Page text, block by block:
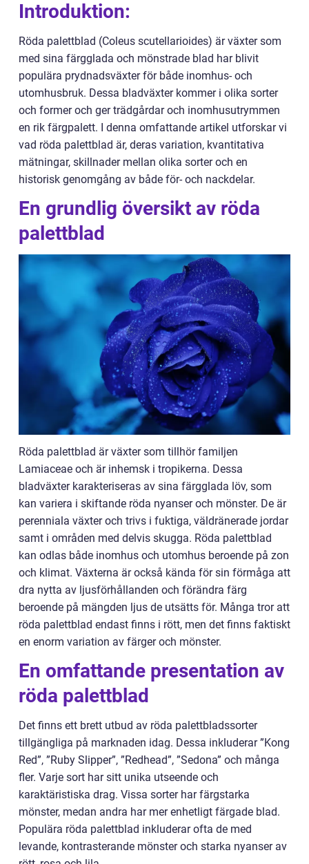
Introduktion:
Röda palettblad (Coleus scutellarioides) är växter som
med sina färgglada och mönstrade blad har blivit
populära prydnadsväxter för både inomhus- och
utomhusbruk. Dessa bladväxter kommer i olika sorter
och former och ger trädgårdar och inomhusutrymmen
en rik färgpalett. I denna omfattande artikel utforskar vi
vad röda palettblad är, deras variation, kvantitativa
mätningar, skillnader mellan olika sorter och en
historisk genomgång av både för- och nackdelar.
En grundlig översikt av röda
palettblad
Röda palettblad är växter som tillhör familjen
Lamiaceae och är inhemsk i tropikerna. Dessa
bladväxter karakteriseras av sina färgglada löv, som
kan variera i skiftande röda nyanser och mönster. De är
perenniala växter och trivs i fuktiga, väldränerade jordar
samt i områden med delvis skugga. Röda palettblad
kan odlas både inomhus och utomhus beroende på zon
och klimat. Växterna är också kända för sin förmåga att
dra nytta av ljusförhållanden och förändra färg
beroende på mängden ljus de utsätts för. Många tror att
röda palettblad endast finns i rött, men det finns faktiskt
en enorm variation av färger och mönster.
En omfattande presentation av
röda palettblad
Det finns ett brett utbud av röda palettbladssorter
tillgängliga på marknaden idag. Dessa inkluderar ”Kong
Red”, ”Ruby Slipper”, ”Redhead”, ”Sedona” och många
fler. Varje sort har sitt unika utseende och
karaktäristiska drag. Vissa sorter har färgstarka
mönster, medan andra har mer enhetligt färgade blad.
Populära röda palettblad inkluderar ofta de med
levande, kontrasterande mönster och starka nyanser av